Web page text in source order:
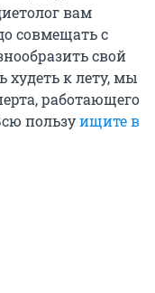
вам
совмещать с
свой
худеть к лету, мы
работающего
пользуищите в